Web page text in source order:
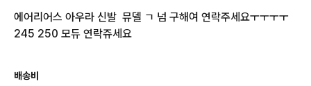
에어리어스 아우라 신발  뮤델 ㄱ 넘 구해여 연락주세요ㅜㅜㅜㅜ
245 250 모듀 연락쥬세요
배송비